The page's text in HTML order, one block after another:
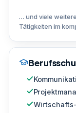
… und viele
Tätigkeiten im